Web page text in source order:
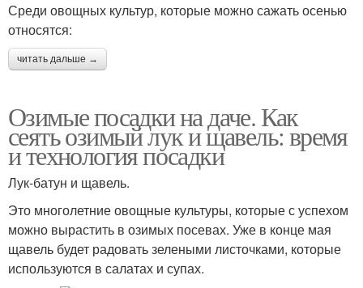
Среди овощных культур, которые можно сажать осенью
относятся:
читать дальше →
Озимые посадки на даче. Как
сеять озимый лук и щавель: время
и технология посадки
Лук-батун и щавель.
Это многолетние овощные культуры, которые с успехом
можно вырастить в озимых посевах. Уже в конце мая
щавель будет радовать зелеными листочками, которые
используются в салатах и супах.